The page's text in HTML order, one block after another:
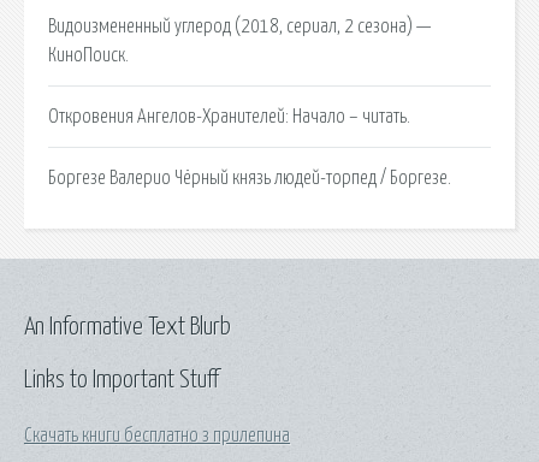
Видоизмененный углерод (2018, сериал, 2 сезона) —
КиноПоиск.
Откровения Ангелов-Хранителей: Начало – читать.
Боргезе Валерио Чёрный князь людей-торпед / Боргезе.
Links to Important Stuff
Скачать книги бесплатно з прилепина
An Informative Text Blurb